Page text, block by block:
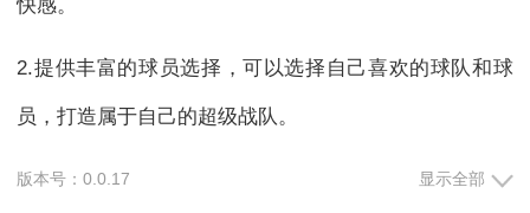
快感。
2.提供丰富的球员选择，可以选择自己喜欢的球队和球
员，打造属于自己的超级战队。
3.新手教程详细介绍了游戏的操作方法和技巧，让玩家
版本号：0.0.17 显示全部